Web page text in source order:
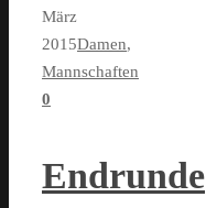
März
2015Damen,
Mannschaften
0
Endrunde